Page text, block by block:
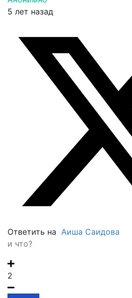
5 лет назад
Ответить на Аиша Саидова
и что?
2